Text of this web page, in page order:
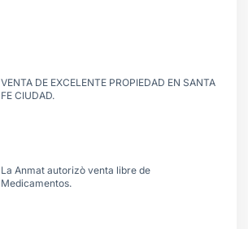
VENTA DE EXCELENTE PROPIEDAD EN SANTA
FE CIUDAD.
La Anmat autorizò venta libre de
Medicamentos.